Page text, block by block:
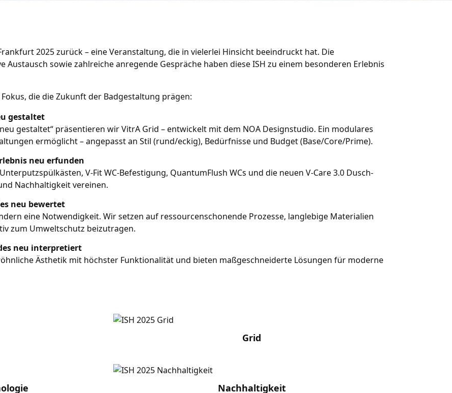
2025 zurück – eine Veranstaltung, die in vielerlei Hinsicht beeindruckt hat. Die
sowie zahlreiche anregende Gespräche haben diese ISH zu einem besonderen Erlebnis
die die Zukunft der Badgestaltung prägen:
gestaltet
gestaltet“ präsentieren wir VitrA Grid – entwickelt mit dem NOA Designstudio. Ein modulares
ermöglicht – angepasst an Stil (rund/eckig), Bedürfnisse und Budget (Base/Core/Prime).
neu erfunden
V-Fit WC-Befestigung, QuantumFlush WCs und die neuen V-Care 3.0 Dusch-
Nachhaltigkeit vereinen.
neu bewertet
eine Notwendigkeit. Wir setzen auf ressourcenschonende Prozesse, langlebige Materialien
zum Umweltschutz beizutragen.
neu interpretiert
Ästhetik mit höchster Funktionalität und bieten maßgeschneiderte Lösungen für moderne
Grid
Nachhaltigkeit